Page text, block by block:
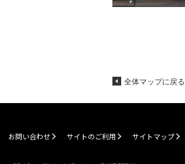
全体マップに戻る
お問い合わせ サイトのご利用 サイトマップ